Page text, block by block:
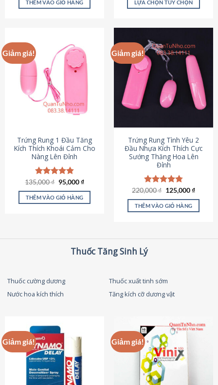
5 sao 550,000 ₫.
THÊM VÀO GIỎ HÀNG
5 sao
LỰA CHỌN TÙY CHỌN
có
nhiều
biến
thể.
Các
tùy
chọn
được
chọn
trên
trang
sản
phẩm
Giảm giá!
Trứng Rung 1 Đầu Tăng
Kích Thích Khoái Cảm Cho
Nàng Lên Đỉnh
Được xếp
hạng4.87
5 sao
135,000₫ Giá
gốc
là:
135,000 ₫.
95,000₫Giá
tại
THÊM VÀO GIỎ HÀNG
Giảm giá!
Trứng Rung Tình Yêu 2
Đầu Nhựa Kích Thích Cực
Sướng Thăng Hoa Lên
Đỉnh
Được xếp
hạng4.79
5 sao
220,000₫ Giá
là:
220,000 ₫.
125,000₫Giá
tại
THÊM VÀO GIỎ HÀNG
Thuốc Tăng Sinh Lý
Thuốc cường dương
Thuốc xuất tinh sớm
Nước hoa kích thích
Tăng kích cỡ dương vật
Giảm giá! Giảm giá!